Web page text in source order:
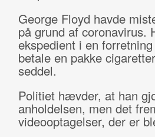
George Floyd havde
på grund af coronavirus.
ekspedient i en
betale en pakke
seddel.
Politiet hævder, at han
anholdelsen, men det
videooptagelser, der er